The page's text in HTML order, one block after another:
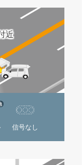
近
信号なし